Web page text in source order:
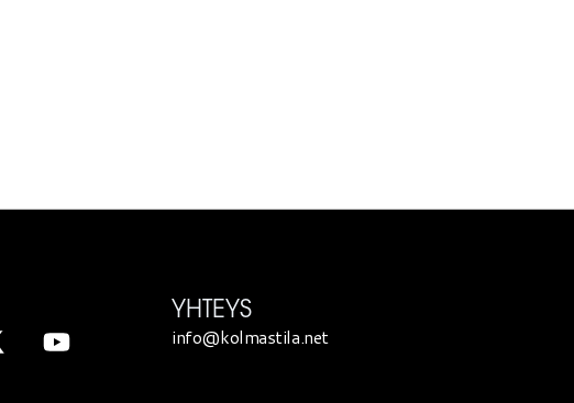
YHTEYS
info@kolmastila.net